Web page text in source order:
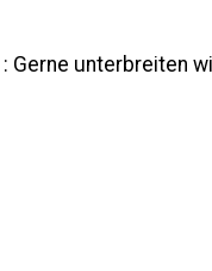
: Gerne unterbreiten